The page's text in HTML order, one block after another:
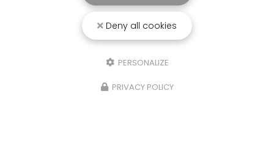
Deny all cookies
PERSONALIZE
PRIVACY POLICY